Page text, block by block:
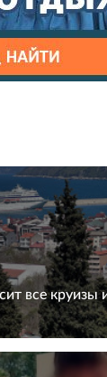
все круизы